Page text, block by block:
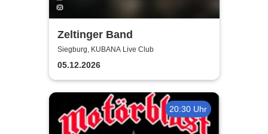
Zeltinger Band
Siegburg, KUBANA Live Club
05.12.2026
20:30 Uhr